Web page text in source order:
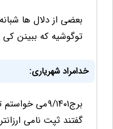
بعضی از دلال ها
توگوشیه که ببینن کی
خدامراد شهریاری: